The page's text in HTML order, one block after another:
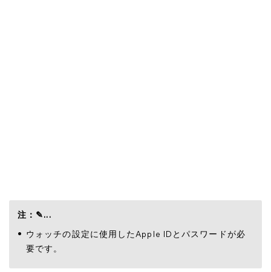
注：✎...
ウォッチの設定に使用したApple IDとパスワードが必
要です。